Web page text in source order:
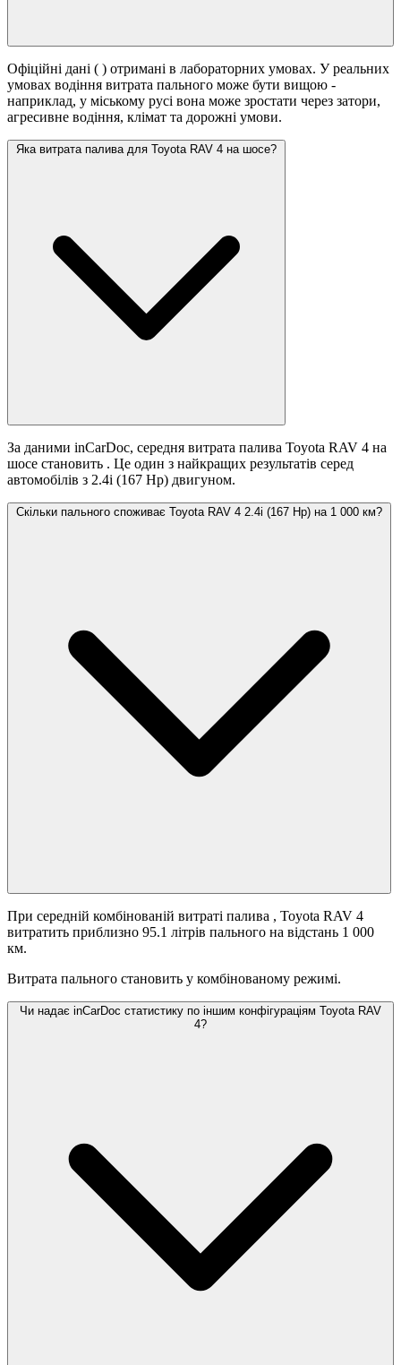
Офіційні дані ( ) отримані в лабораторних умовах. У реальних
умовах водіння витрата пального може бути вищою -
наприклад, у міському русі вона може зростати через затори,
агресивне водіння, клімат та дорожні умови.
Яка витрата палива для Toyota RAV 4 на шосе?
За даними inCarDoc, середня витрата палива Toyota RAV 4 на
шосе становить . Це один з найкращих результатів серед
автомобілів з 2.4i (167 Hp) двигуном.
Скільки пального споживає Toyota RAV 4 2.4i (167 Hp) на 1 000 км?
При середній комбінованій витраті палива , Toyota RAV 4
витратить приблизно 95.1 літрів пального на відстань 1 000
км.
Витрата пального становить у комбінованому режимі.
Чи надає inCarDoc статистику по іншим конфігураціям Toyota RAV
4?